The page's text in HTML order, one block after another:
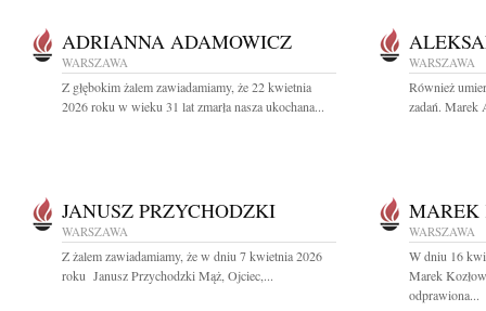
ADRIANNA ADAMOWICZ
WARSZAWA
Z głębokim żalem zawiadamiamy, że 22 kwietnia
2026 roku w wieku 31 lat zmarła nasza ukochana...
WARSZAWA
Również
zadań. Marek
JANUSZ PRZYCHODZKI
WARSZAWA
Z żalem zawiadamiamy, że w dniu 7 kwietnia 2026
roku Janusz Przychodzki Mąż, Ojciec,...
MAREK
WARSZAWA
W dniu 16
Marek
odprawiona...